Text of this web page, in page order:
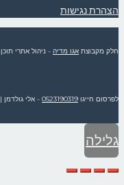
הצהרת נגישות
חלק מקבוצת אגו מדיה - ניהול אתרי תוכן
לפרסום חייגו 0523190319 - אלי גולדמן |
גלילה
לראש